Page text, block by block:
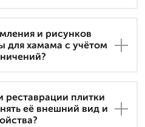
и рисунков
для хамама с учётом
реставрации плитки
её внешний вид и